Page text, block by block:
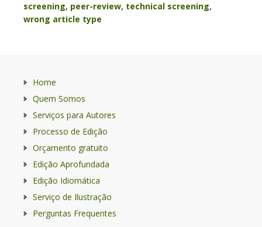
screening, peer-review, technical screening,
wrong article type
Home
Quem Somos
Serviços para Autores
Processo de Edição
Orçamento gratuito
Edição Aprofundada
Edição Idiomática
Serviço de Ilustração
Perguntas Frequentes